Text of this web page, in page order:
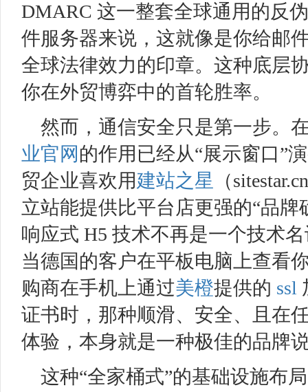
DMARC 这一整套全球通用的反
件服务器来说，这就像是你给邮
全球法律效力的印章。这种底层
你在外贸博弈中的首轮胜率。
然而，通信安全只是第一步。
业官网 的作用已经从“展示窗口”
贸企业喜欢用建站之星 （
立站能提供比平台店更强的“品牌
响应式 H5 技术不再是一个技术
当德国的客户在平板电脑上查看
购商在手机上通过美橙提供的 ssl
证书时，那种顺滑、安全、且在
体验，本身就是一种极佳的品牌
这种“全家桶式”的基础设施布